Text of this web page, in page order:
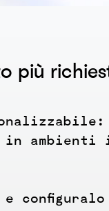
più
ambienti